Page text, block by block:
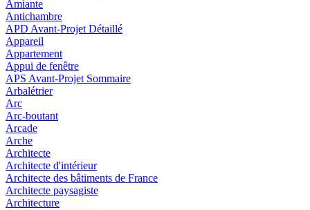
Amiante
Antichambre
APD Avant-Projet Détaillé
Appareil
Appartement
Appui de fenêtre
APS Avant-Projet Sommaire
Arbalétrier
Arc
Arc-boutant
Arcade
Arche
Architecte
Architecte d'intérieur
Architecte des bâtiments de France
Architecte paysagiste
Architecture